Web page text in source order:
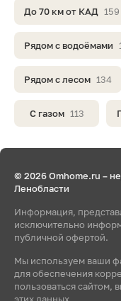
До 70 км от КАД 159
Рядом с водоёмами
Рядом с лесом 134
С газом 113
© 2026 Omhome.ru –
Ленобласти
Информация,
исключительно
публичной офертой.
Мы используем ваши
для обеспечения
пользоваться сайтом,